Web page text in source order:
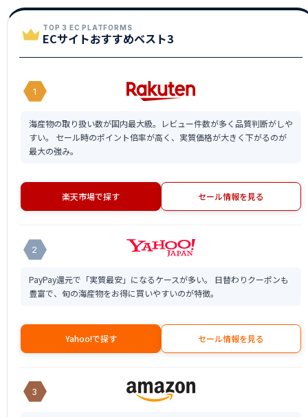
TOP 3 EC PLATFORMS
ECサイトおすすめベスト3
1
海産物の取り扱い数が国内最大級。レビュー件数が多く品質判断がしや
すい。 セール時のポイント倍率が高く、実質価格が大きく下がるのが
最大の強み。
楽天市場で探す セール情報を見る
2
PayPay還元で「実質最安」になるケースが多い。 日替わりクーポンも
豊富で、旬の海産物をお得に買いやすいのが特徴。
Yahoo!で探す セール情報を見る
3